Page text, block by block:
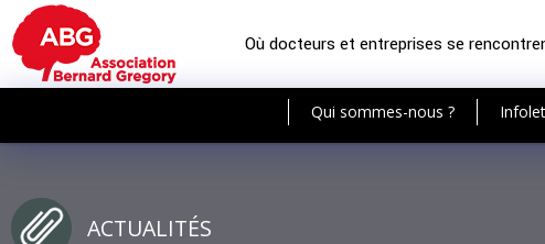
Où docteurs et entreprises se
Qui sommes-nous ?
ACTUALITÉS